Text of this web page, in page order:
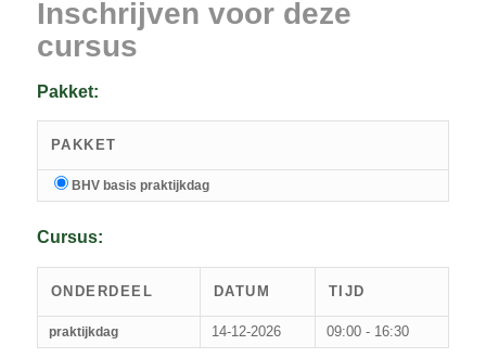
Inschrijven voor deze
cursus
Pakket:
PAKKET
BHV basis praktijkdag
Cursus:
ONDERDEEL DATUM TIJD
praktijkdag 14-12-2026 09:00 - 16:30